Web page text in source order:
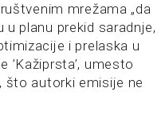
mrežama „da
u planu prekid saradnje,
i prelaska u
’Kažiprsta’, umesto
što autorki emisije ne